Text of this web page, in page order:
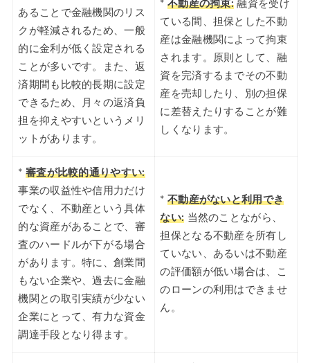
あることで金融機関のリス
クが軽減されるため、一般
的に金利が低く設定される
ことが多いです。また、返
済期間も比較的長期に設定
できるため、月々の返済負
担を抑えやすいというメリ
ットがあります。
* 不動産の拘束: 融資を受け
ている間、担保とした不動
産は金融機関によって拘束
されます。原則として、融
資を完済するまでその不動
産を売却したり、別の担保
に差替えたりすることが難
しくなります。
* 審査が比較的通りやすい:
事業の収益性や信用力だけ
でなく、不動産という具体
的な資産があることで、審
査のハードルが下がる場合
があります。特に、創業間
もない企業や、過去に金融
機関との取引実績が少ない
企業にとって、有力な資金
調達手段となり得ます。
* 不動産がないと利用でき
ない: 当然のことながら、
担保となる不動産を所有し
ていない、あるいは不動産
の評価額が低い場合は、こ
のローンの利用はできませ
ん。